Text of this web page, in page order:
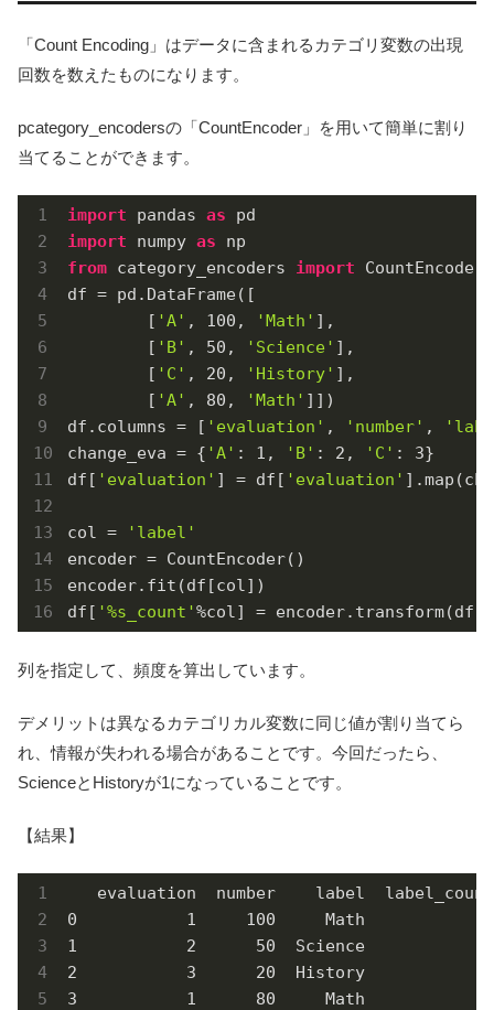
「Count Encoding」はデータに含まれるカテゴリ変数の出現
回数を数えたものになります。
pcategory_encodersの「CountEncoder」を用いて簡単に割り
当てることができます。
import pandas as
import numpy as
from category_encoders import CountEncoder
df = pd.DataFrame([
        [
'A' , 100 , 'Math' ],
        [
'B' , 50 , 'Science' ],
        [
'C' , 20 , 'History' ],
        [
'A' , 80 , 'Math' ]])
df.columns = [ 'evaluation' , 'number' ,
change_eva = { 'A' : 1 , 'B' : 2 , 'C' : 3}
df[ 'evaluation' ] = df[ 'evaluation'
col =
'label'
encoder = CountEncoder()
encoder.fit(df[col])
df[ '%s_count'%col] =
列を指定して、頻度を算出しています。
デメリットは異なるカテゴリカル変数に同じ値が割り当てら
れ、情報が失われる場合があることです。今回だったら、
ScienceとHistoryが1になっていることです。
【結果】
   evaluation  number    label  label_count
0           1     100     Math            2
1           2      50  Science            1
2           3      20  History            1
3           1      80     Math            2